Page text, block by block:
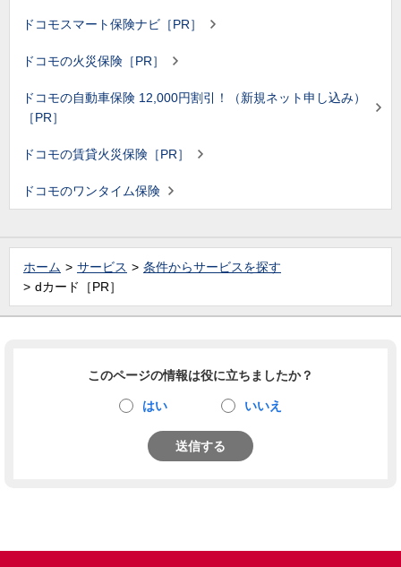
ドコモスマート保険ナビ［PR］
ドコモの火災保険［PR］
ドコモの自動車保険 12,000円割引！（新規ネット申し込み）
［PR］
ドコモの賃貸火災保険［PR］
ドコモのワンタイム保険
ホーム サービス
条件からサービスを探す
dカード［PR］
このページの情報は役に立ちましたか？
はい いいえ
送信する